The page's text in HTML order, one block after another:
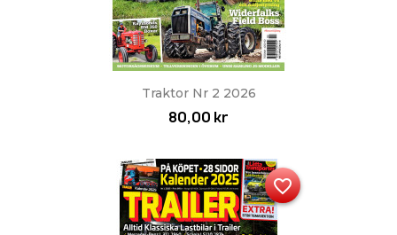
Traktor Nr 2 2026
80,00 kr
favorite_border